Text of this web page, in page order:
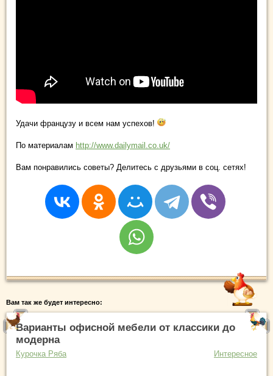
Удачи французу и всем нам успехов!
По материалам http://www.dailymail.co.uk/
Вам понравились советы? Делитесь с друзьями в соц. сетях!
Вам так же будет интересно:
Варианты офисной мебели от классики до
модерна
Курочка Ряба Интересное